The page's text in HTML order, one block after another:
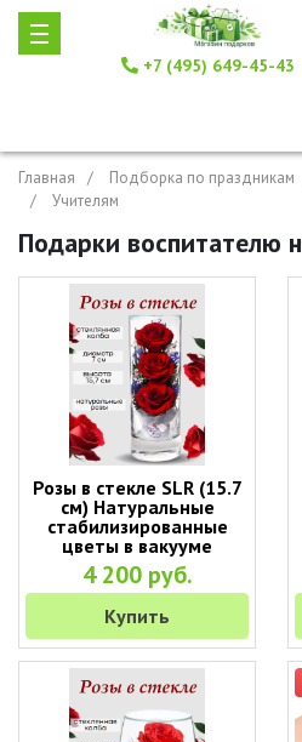
+7 (495) 649-45-43
Главная Подборка по праздникам
Учителям
Подарки воспитателю
Розы в стекле SLR (15.7
см) Натуральные
стабилизированные
цветы в вакууме
4 200 руб.
Купить